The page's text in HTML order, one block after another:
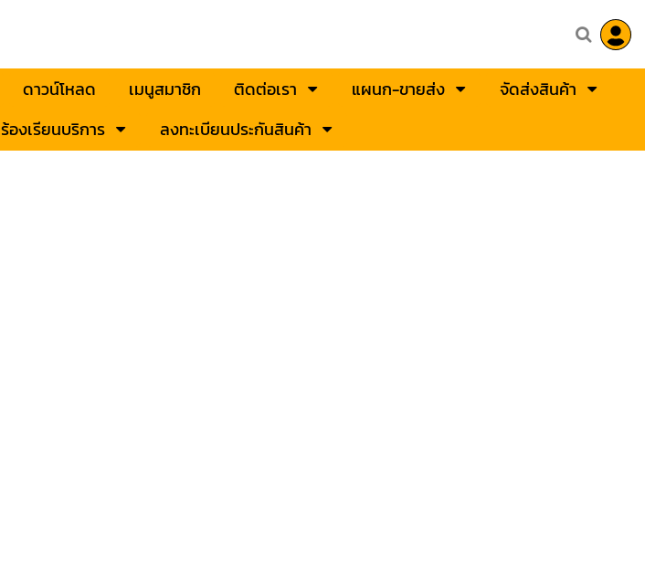
ดาวน์โหลด เมนูสมาชิก ติดต่อเรา แผนก-ขายส่ง
จัดส่งสินค้า
ร้องเรียนบริการ ลงทะเบียนประกันสินค้า